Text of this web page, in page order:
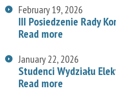
February 19, 2026
III Posiedzenie Rady
Read more
January 22, 2026
Studenci Wydziału
Read more